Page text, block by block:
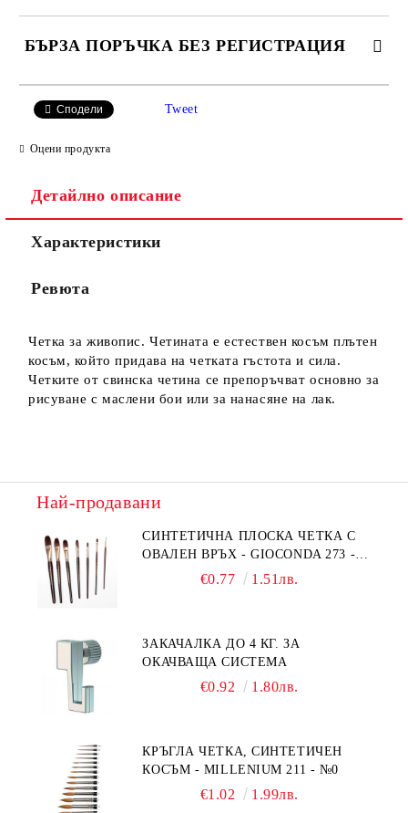
БЪРЗА ПОРЪЧКА БЕЗ РЕГИСТРАЦИЯ
Сподели Tweet
Оцени продукта
Детайлно описание
Характеристики
Ревюта
Четка за живопис. Четината е естествен косъм плътен
косъм, който придава на четката гъстота и сила.
Четките от свинска четина се препоръчват основно за
рисуване с маслени бои или за нанасяне на лак.
Най-продавани
СИНТЕТИЧНА ПЛОСКА ЧЕТКА С
ОВАЛЕН ВРЪХ - GIOCONDA 273 -
€0.77 1.51лв.
ЗАКАЧАЛКА ДО 4 КГ. ЗА
ОКАЧВАЩА СИСТЕМА
€0.92 1.80лв.
КРЪГЛА ЧЕТКА, СИНТЕТИЧЕН
КОСЪМ - MILLENIUM 211 - №0
€1.02 1.99лв.